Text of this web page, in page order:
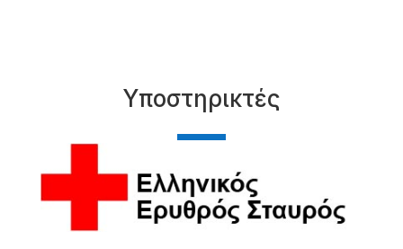
Υποστηρικτές